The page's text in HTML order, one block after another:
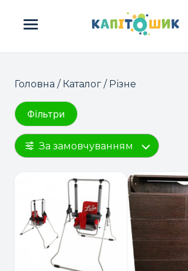
ПОШУК ТОВАРІВ:
Головна / Каталог / Різне
Фільтри
За замовчуванням